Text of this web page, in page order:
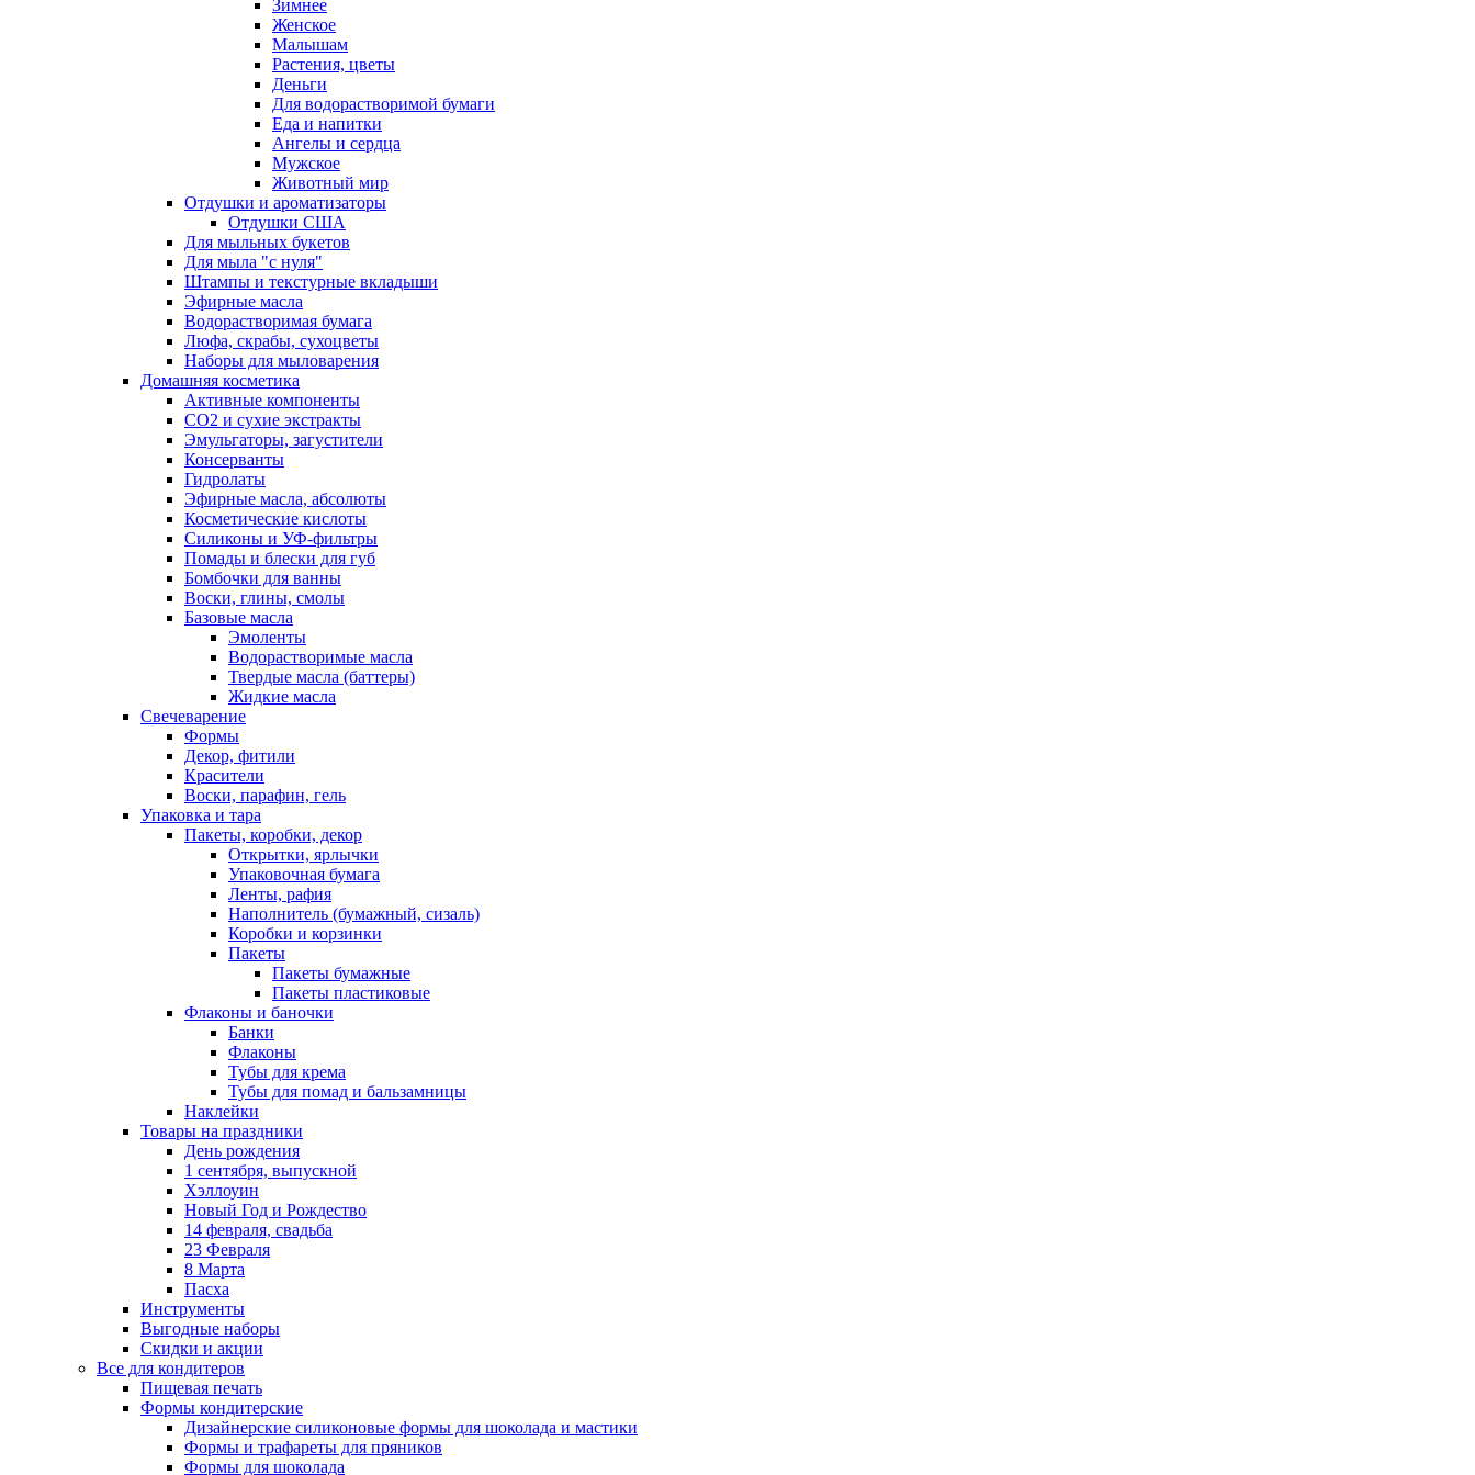
Зимнее
Женское
Малышам
Растения, цветы
Деньги
Для водорастворимой бумаги
Еда и напитки
Ангелы и сердца
Мужское
Животный мир
Отдушки и ароматизаторы
Отдушки США
Для мыльных букетов
Для мыла "с нуля"
Штампы и текстурные вкладыши
Эфирные масла
Водорастворимая бумага
Люфа, скрабы, сухоцветы
Наборы для мыловарения
Домашняя косметика
Активные компоненты
СО2 и сухие экстракты
Эмульгаторы, загустители
Консерванты
Гидролаты
Эфирные масла, абсолюты
Косметические кислоты
Силиконы и УФ-фильтры
Помады и блески для губ
Бомбочки для ванны
Воски, глины, смолы
Базовые масла
Эмоленты
Водорастворимые масла
Твердые масла (баттеры)
Жидкие масла
Свечеварение
Формы
Декор, фитили
Красители
Воски, парафин, гель
Упаковка и тара
Пакеты, коробки, декор
Открытки, ярлычки
Упаковочная бумага
Ленты, рафия
Наполнитель (бумажный, сизаль)
Коробки и корзинки
Пакеты
Пакеты бумажные
Пакеты пластиковые
Флаконы и баночки
Банки
Флаконы
Тубы для крема
Тубы для помад и бальзамницы
Наклейки
Товары на праздники
День рождения
1 сентября, выпускной
Хэллоуин
Новый Год и Рождество
14 февраля, свадьба
23 Февраля
8 Марта
Пасха
Инструменты
Выгодные наборы
Скидки и акции
Все для кондитеров
Пищевая печать
Формы кондитерские
Дизайнерские силиконовые формы для шоколада и мастики
Формы и трафареты для пряников
Формы для шоколада